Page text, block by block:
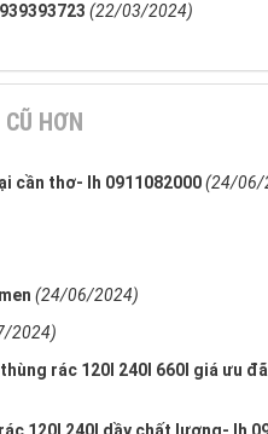
(22/03/2024)
HƠN
cần thơ- lh 0911082000(24/06/
(24/06/2024)
2024)
rác 120l 240l 660l giá ưu